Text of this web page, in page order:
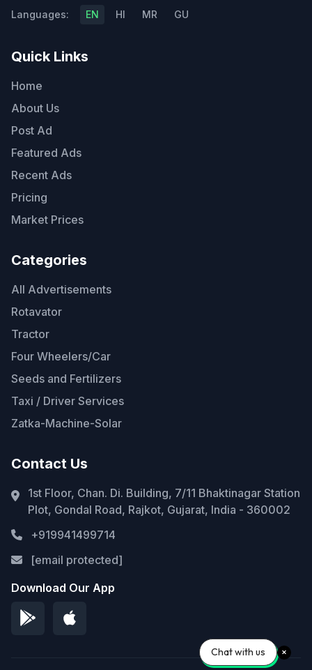
Languages: EN HI MR GU
Quick Links
Home
About Us
Post Ad
Featured Ads
Recent Ads
Pricing
Market Prices
Categories
All Advertisements
Rotavator
Tractor
Four Wheelers/Car
Seeds and Fertilizers
Taxi / Driver Services
Zatka-Machine-Solar
Contact Us
1st Floor, Chan. Di. Building, 7/11 Bhaktinagar Station
Plot, Gondal Road, Rajkot, Gujarat, India - 360002
+919941499714
[email protected]
Download Our App
Chat with us